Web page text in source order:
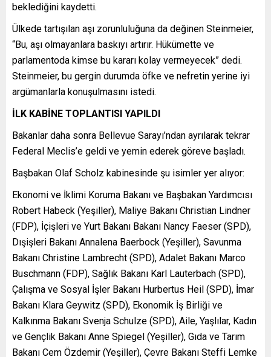
beklediğini kaydetti.
Ülkede tartışılan aşı zorunluluğuna da değinen Steinmeier,
“Bu, aşı olmayanlara baskıyı artırır. Hükümette ve
parlamentoda kimse bu kararı kolay vermeyecek” dedi.
Steinmeier, bu gergin durumda öfke ve nefretin yerine iyi
argümanlarla konuşulmasını istedi.
İLK KABİNE TOPLANTISI YAPILDI
Bakanlar daha sonra Bellevue Sarayı’ndan ayrılarak tekrar
Federal Meclis’e geldi ve yemin ederek göreve başladı.
Başbakan Olaf Scholz kabinesinde şu isimler yer alıyor:
Ekonomi ve İklimi Koruma Bakanı ve Başbakan Yardımcısı
Robert Habeck (Yeşiller), Maliye Bakanı Christian Lindner
(FDP), İçişleri ve Yurt Bakanı Bakanı Nancy Faeser (SPD),
Dışişleri Bakanı Annalena Baerbock (Yeşiller), Savunma
Bakanı Christine Lambrecht (SPD), Adalet Bakanı Marco
Buschmann (FDP), Sağlık Bakanı Karl Lauterbach (SPD),
Çalışma ve Sosyal İşler Bakanı Hurbertus Heil (SPD), İmar
Bakanı Klara Geywitz (SPD), Ekonomik İş Birliği ve
Kalkınma Bakanı Svenja Schulze (SPD), Aile, Yaşlılar, Kadın
ve Gençlik Bakanı Anne Spiegel (Yeşiller), Gıda ve Tarım
Bakanı Cem Özdemir (Yeşiller), Çevre Bakanı Steffi Lemke